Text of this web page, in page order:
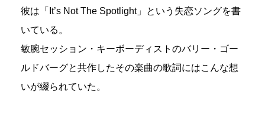
彼は「It’s Not The Spotlight」という失恋ソングを書
いている。
敏腕セッション・キーボーディストのバリー・ゴー
ルドバーグと共作したその楽曲の歌詞にはこんな想
いが綴られていた。